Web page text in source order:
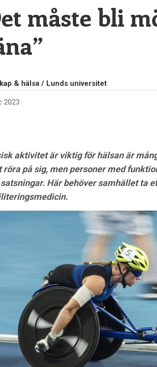
måste bli
& hälsa / Lunds universitet
2023
aktivitet är viktig för hälsan är
röra på sig, men personer med
Här behöver samhället ta